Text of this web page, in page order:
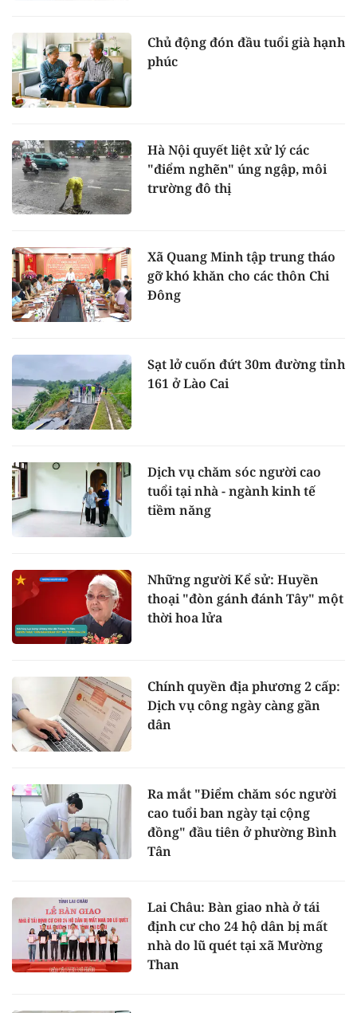
Chủ động đón đầu tuổi già hạnh
phúc
Hà Nội quyết liệt xử lý các
"điểm nghẽn" úng ngập, môi
trường đô thị
Xã Quang Minh tập trung tháo
gỡ khó khăn cho các thôn Chi
Đông
Sạt lở cuốn đứt 30m đường tỉnh
161 ở Lào Cai
Dịch vụ chăm sóc người cao
tuổi tại nhà - ngành kinh tế
tiềm năng
Những người Kể sử: Huyền
thoại "đòn gánh đánh Tây" một
thời hoa lửa
Chính quyền địa phương 2 cấp:
Dịch vụ công ngày càng gần
dân
Ra mắt "Điểm chăm sóc người
cao tuổi ban ngày tại cộng
đồng" đầu tiên ở phường Bình
Tân
Lai Châu: Bàn giao nhà ở tái
định cư cho 24 hộ dân bị mất
nhà do lũ quét tại xã Mường
Than